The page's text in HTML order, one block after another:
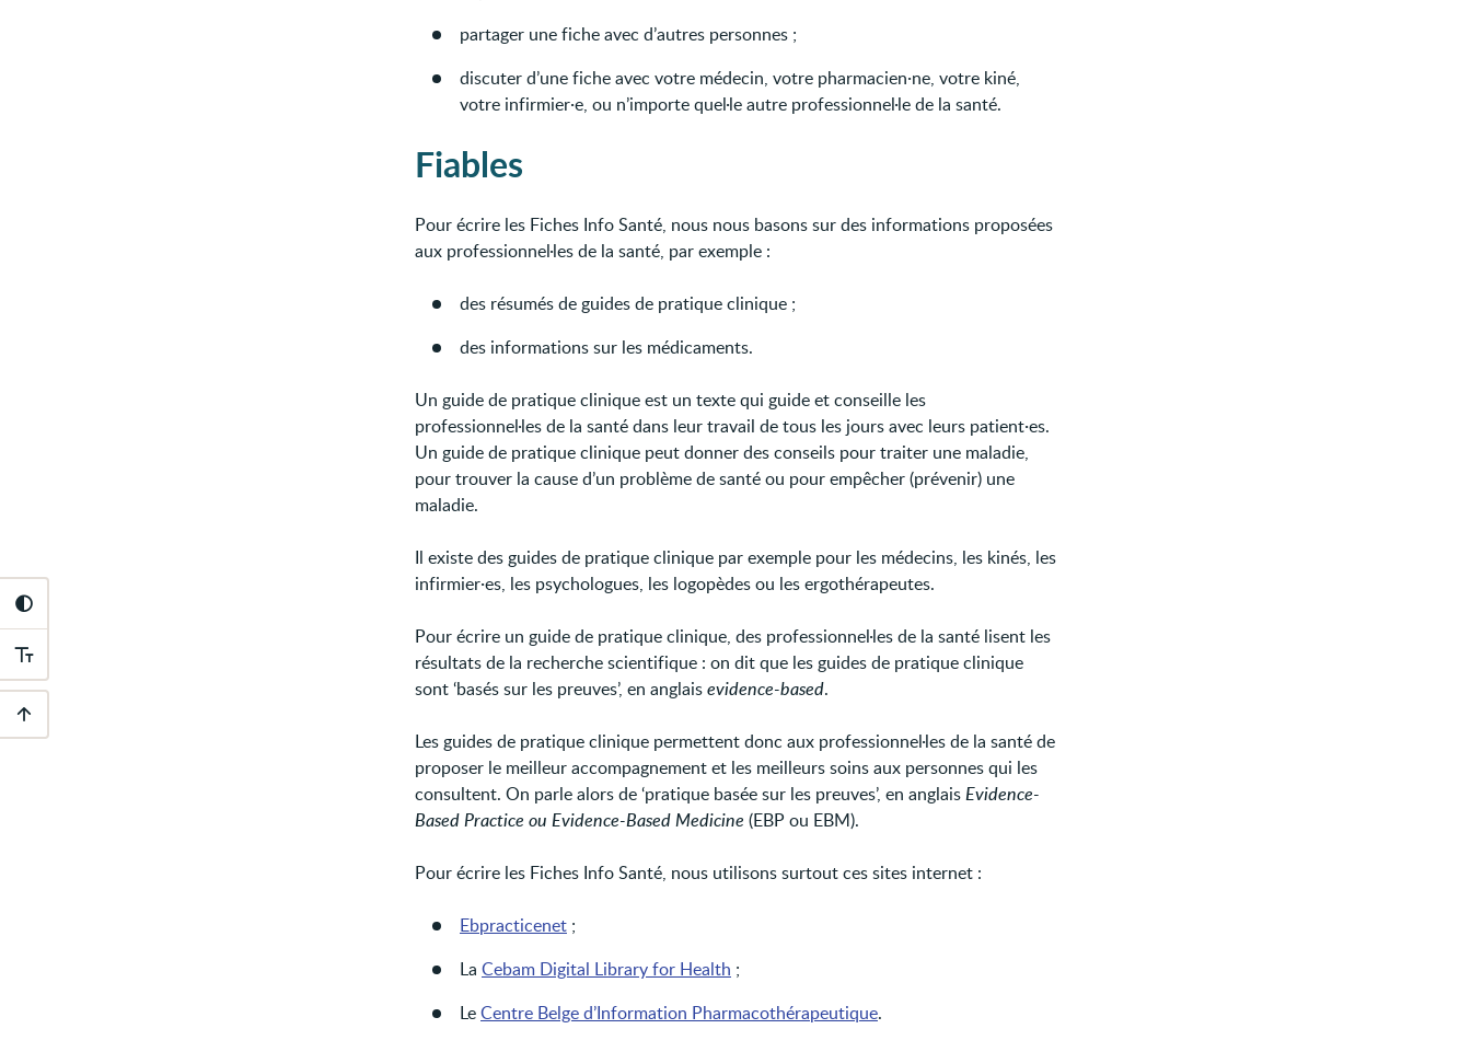
Outils
d'accessibilité
Descendre
partager une fiche avec d’autres personnes ;
discuter d’une fiche avec votre médecin, votre pharmacien·ne, votre kiné,
votre infirmier·e, ou n’importe quel·le autre professionnel·le de la santé.
Fiables
Pour écrire les Fiches Info Santé, nous nous basons sur des informations proposées
aux professionnel·les de la santé, par exemple :
des résumés de guides de pratique clinique ;
des informations sur les médicaments.
Un guide de pratique clinique est un texte qui guide et conseille les
professionnel·les de la santé dans leur travail de tous les jours avec leurs patient·es.
Un guide de pratique clinique peut donner des conseils pour traiter une maladie,
pour trouver la cause d’un problème de santé ou pour empêcher (prévenir) une
maladie.
Il existe des guides de pratique clinique par exemple pour les médecins, les kinés, les
infirmier·es, les psychologues, les logopèdes ou les ergothérapeutes.
Pour écrire un guide de pratique clinique, des professionnel·les de la santé lisent les
résultats de la recherche scientifique : on dit que les guides de pratique clinique
sont ‘basés sur les preuves’, en anglaisevidence-based.
Les guides de pratique clinique permettent donc aux professionnel·les de la santé de
proposer le meilleur accompagnement et les meilleurs soins aux personnes qui les
consultent. On parle alors de ‘pratique basée sur les preuves’, en anglaisEvidence-
Based Practice ou Evidence-Based Medicine (EBP ou EBM).
Pour écrire les Fiches Info Santé, nous utilisons surtout ces sites internet :
Ebpracticenet ;
La Cebam Digital Library for Health ;
LeCentre Belge d’Information Pharmacothérapeutique.